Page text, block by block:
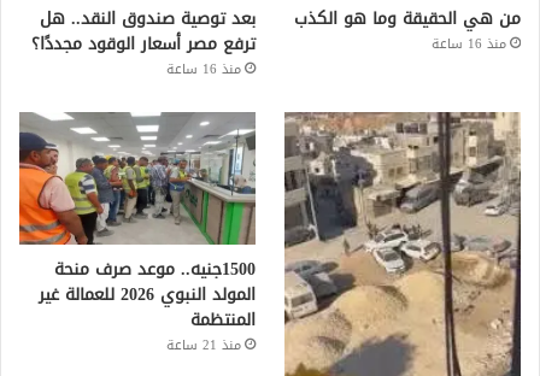
من هي الحقيقة وما هو الكذب
منذ 16 ساعة
بعد توصية صندوق النقد.. هل
ترفع مصر أسعار الوقود مجددًا؟
منذ 16 ساعة
1500جنيه.. موعد صرف منحة
المولد النبوي 2026 للعمالة غير
المنتظمة
منذ 21 ساعة